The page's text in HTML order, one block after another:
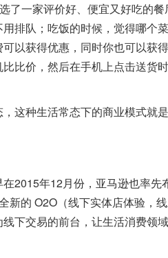
了一家评价好、便宜又好吃的
排队；吃饭的时候，觉得哪个
以获得优惠，同时你也可以获
比价，然后在手机上点击送货
种生活常态下的商业模式就
年12月份，亚马逊也率先
新的 O2O（线下实体店体验，
下交易的前台，让生活消费领